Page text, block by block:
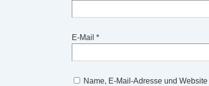
E-Mail *
Name, E-Mail-Adresse und